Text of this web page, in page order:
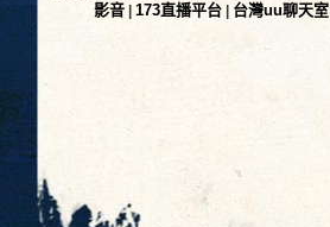
影音
173直播平台 台灣uu聊天室